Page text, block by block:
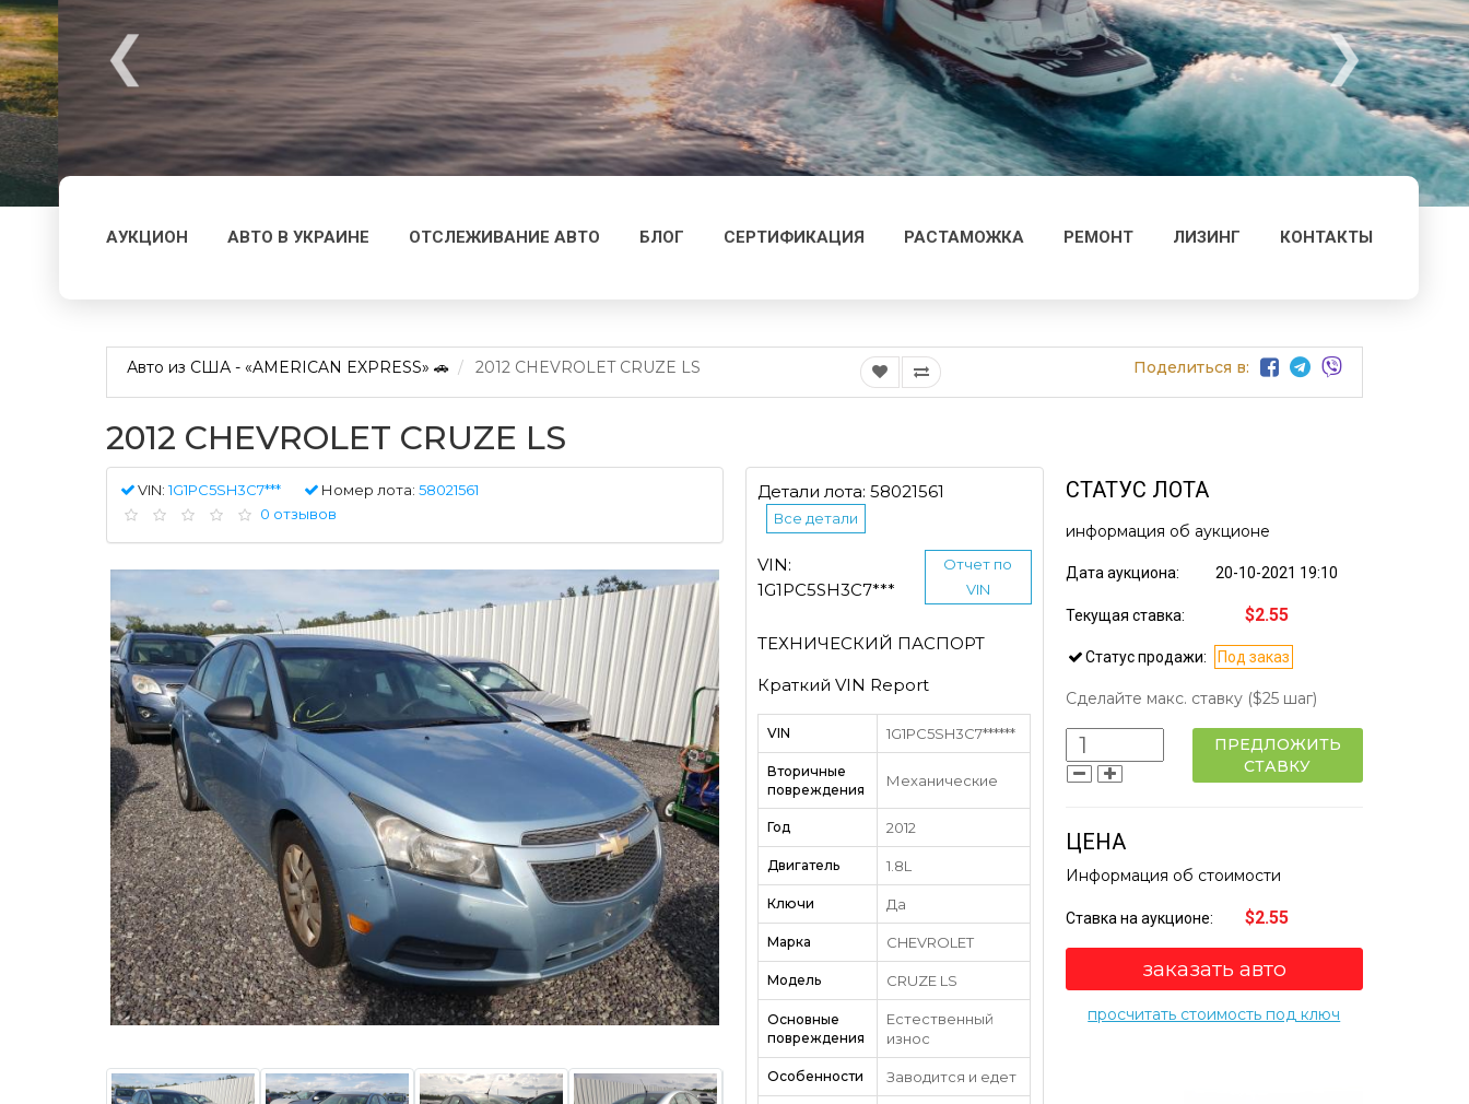
АУКЦИОН АВТО В УКРАИНЕ ОТСЛЕЖИВАНИЕ АВТО БЛОГ СЕРТИФИКАЦИЯ РАСТАМОЖКА РЕМОНТ ЛИЗИНГ КОНТАКТЫ
Авто из США - «AMERICAN EXPRESS» 🚗 2012 CHEVROLET CRUZE LS Поделиться в:
2012 CHEVROLET CRUZE LS
VIN:1G1PC5SH3C7*** Номер лота: 58021561
0 отзывов
Детали лота: 58021561
Все детали
VIN:
1G1PC5SH3C7***
Отчет по
VIN
ТЕХНИЧЕСКИЙ ПАСПОРТ
Краткий VIN Report
VIN 1G1PC5SH3C7******
Вторичные
повреждения
Механические
Год 2012
Двигатель 1.8L
Ключи Да
Марка CHEVROLET
Модель CRUZE LS
Основные
повреждения
Естественный
износ
Особенности Заводится и едет
СТАТУС ЛОТА
информация об аукционе
Дата аукциона: 20-10-2021 19:10
Текущая ставка: $2.55
Статус продажи: Под заказ
Сделайте макс. ставку ($25 шаг)
ПРЕДЛОЖИТЬ
СТАВКУ
ЦЕНА
Информация об стоимости
Ставка на аукционе: $2.55
заказать авто
просчитать стоимость под ключ